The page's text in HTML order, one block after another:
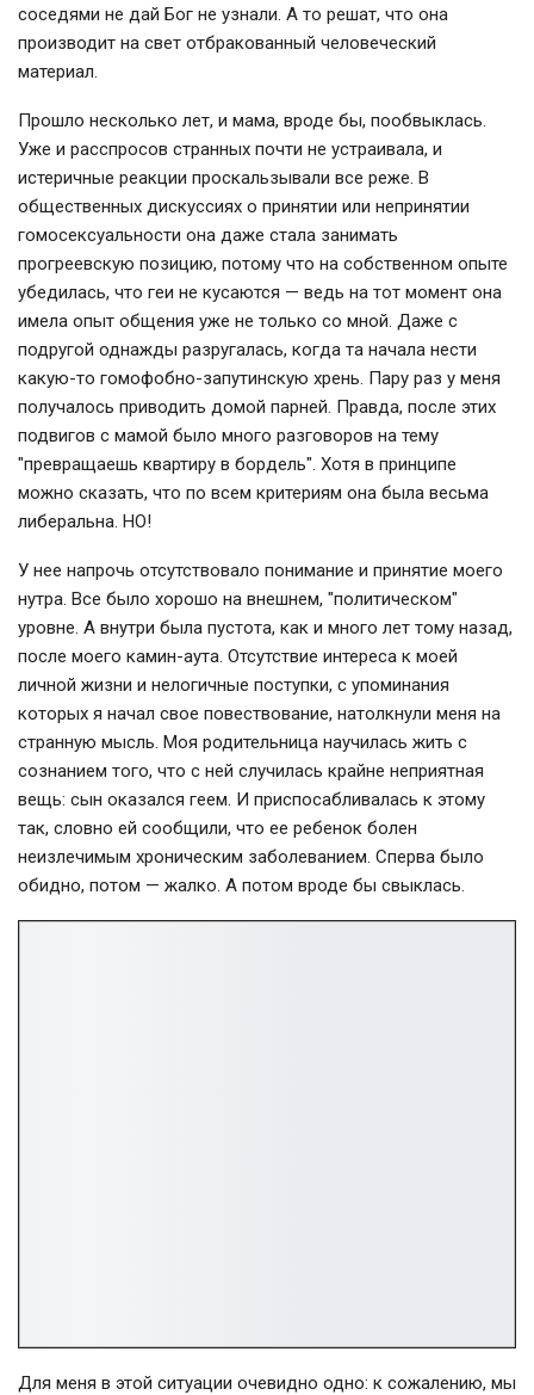
соседями не дай Бог не узнали. А то решат, что она
производит на свет отбракованный человеческий
материал.
Прошло несколько лет, и мама, вроде бы, пообвыклась.
Уже и расспросов странных почти не устраивала, и
истеричные реакции проскальзывали все реже. В
общественных дискуссиях о принятии или непринятии
гомосексуальности она даже стала занимать
прогреевскую позицию, потому что на собственном опыте
убедилась, что геи не кусаются — ведь на тот момент она
имела опыт общения уже не только со мной. Даже с
подругой однажды разругалась, когда та начала нести
какую-то гомофобно-запутинскую хрень. Пару раз у меня
получалось приводить домой парней. Правда, после этих
подвигов с мамой было много разговоров на тему
"превращаешь квартиру в бордель". Хотя в принципе
можно сказать, что по всем критериям она была весьма
либеральна. НО!
У нее напрочь отсутствовало понимание и принятие моего
нутра. Все было хорошо на внешнем, "политическом"
уровне. А внутри была пустота, как и много лет тому назад,
после моего камин-аута. Отсутствие интереса к моей
личной жизни и нелогичные поступки, с упоминания
которых я начал свое повествование, натолкнули меня на
странную мысль. Моя родительница научилась жить с
сознанием того, что с ней случилась крайне неприятная
вещь: сын оказался геем. И приспосабливалась к этому
так, словно ей сообщили, что ее ребенок болен
неизлечимым хроническим заболеванием. Сперва было
обидно, потом — жалко. А потом вроде бы свыклась.
Для меня в этой ситуации очевидно одно: к сожалению, мы